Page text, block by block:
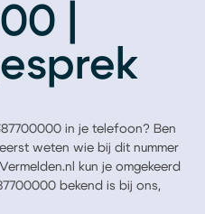
|
in je telefoon? Ben
weten wie bij dit nummer
kun je omgekeerd
bekend is bij ons,